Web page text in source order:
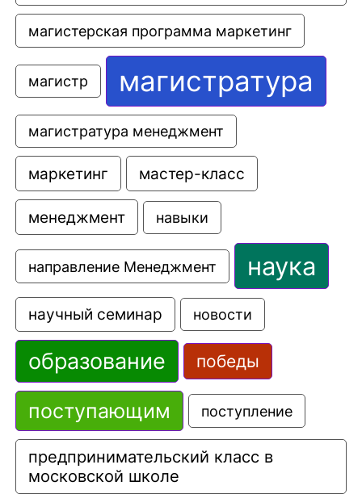
магистерская программа маркетинг
магистр магистратура
магистратура менеджмент
маркетинг мастер-класс
менеджмент навыки
направление Менеджмент наука
научный семинар новости
образование победы
поступающим поступление
предпринимательский класс в
московской школе